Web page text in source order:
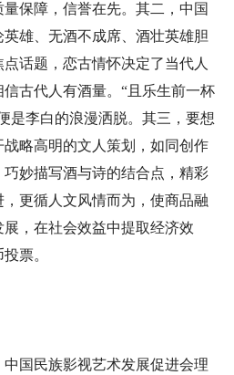
保障，信誉在先。其二，中国
雄、无酒不成席、酒壮英雄胆
话题，恋古情怀决定了当代人
古代人有酒量。“且乐生前一杯
是李白的浪漫洒脱。其三，要想
略高明的文人策划，如同创作
妙描写酒与诗的结合点，精彩
更循人文风情而为，使商品融
，在社会效益中提取经济效
票。
国民族影视艺术发展促进会理